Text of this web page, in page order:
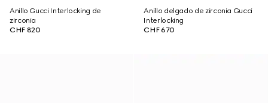
Anillo Gucci Interlocking de
zirconia
CHF 820
Anillo delgado de zirconia Gucci
Interlocking
CHF 670